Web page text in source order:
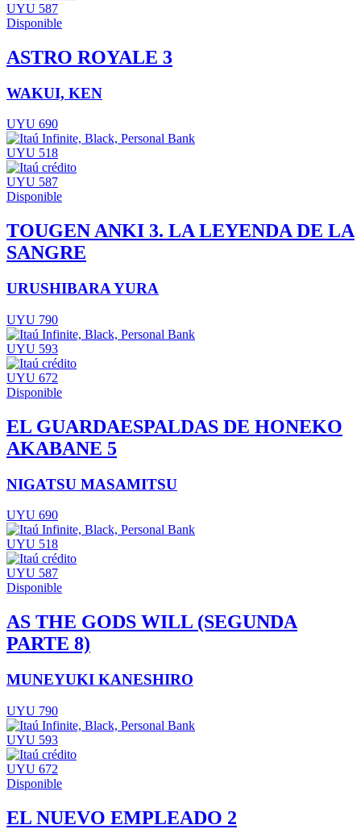
UYU 587
Disponible
ASTRO ROYALE 3
WAKUI, KEN
UYU 690
UYU 518
UYU 587
Disponible
TOUGEN ANKI 3. LA LEYENDA DE LA
SANGRE
URUSHIBARA YURA
UYU 790
UYU 593
UYU 672
Disponible
EL GUARDAESPALDAS DE HONEKO
AKABANE 5
NIGATSU MASAMITSU
UYU 690
UYU 518
UYU 587
Disponible
AS THE GODS WILL (SEGUNDA
PARTE 8)
MUNEYUKI KANESHIRO
UYU 790
UYU 593
UYU 672
Disponible
EL NUEVO EMPLEADO 2